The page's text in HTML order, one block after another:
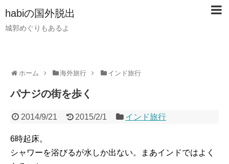
habiの国外脱出
城郭めぐりもあるよ
ホーム 海外旅行 インド旅行
パナジの街を歩く
2014/9/21 2015/2/1 インド旅行
6時起床。
シャワーを浴びるが水しか出ない。まあインドではよく